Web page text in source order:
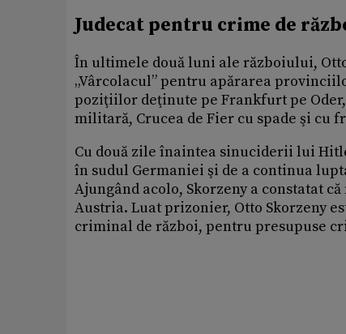
Judecat pentru crime de
În ultimele două luni ale războiului,
„Vârcolacul” pentru apărarea
poziţiilor deţinute pe Frankfurt pe
militară, Crucea de Fier cu spade şi cu
Cu două zile înaintea sinuciderii lui
în sudul Germaniei şi de a continua
Ajungând acolo, Skorzeny a constatat
Austria. Luat prizonier, Otto Skorzeny
criminal de război, pentru presupuse